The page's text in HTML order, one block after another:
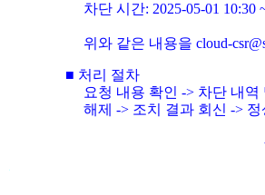
차단 시간: 2025-05-01 10:30
위와 같은 내용을 cloud-
■ 처리 절차
요청 내용 확인 -> 차단 내
해제 -> 조치 결과 회신 ->